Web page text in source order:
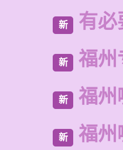
新 有必
新 福州
新 福州
新 福州